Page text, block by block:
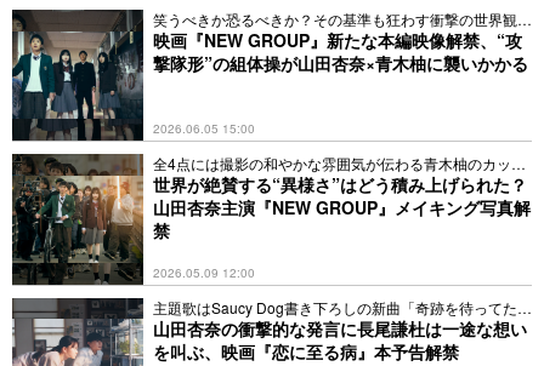
笑うべきか恐るべきか？その基準も狂わす衝撃の世界観を
凝縮
映画『NEW GROUP』新たな本編映像解禁、“攻
撃隊形”の組体操が山田杏奈×青木柚に襲いかかる
2026.06.05 15:00
全4点には撮影の和やかな雰囲気が伝わる青木柚のカット
も
世界が絶賛する“異様さ”はどう積み上げられた？
山田杏奈主演『NEW GROUP』メイキング写真解
禁
2026.05.09 12:00
主題歌はSaucy Dog書き下ろしの新曲「奇跡を待ってたっ
て」
山田杏奈の衝撃的な発言に長尾謙杜は一途な想い
を叫ぶ、映画『恋に至る病』本予告解禁